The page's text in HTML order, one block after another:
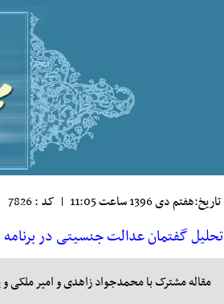
تاريخ:هفتم دی 1396 ساعت 11:05 | کد : 7826
تحلیل گفتمان عدالت جنسیتی در
مقاله مشترک با محمدجواد زاهدی و امیر ملکی و